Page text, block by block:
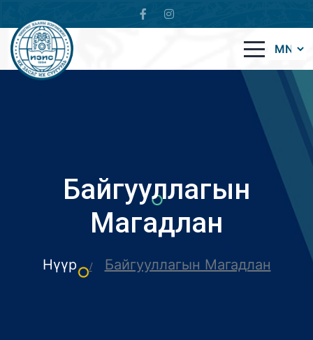
Байгууллагын
Магадлан
Нүүр Байгууллагын Магадлан